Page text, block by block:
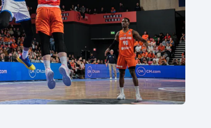
Plavání
Plážový volejbal
Ostatní